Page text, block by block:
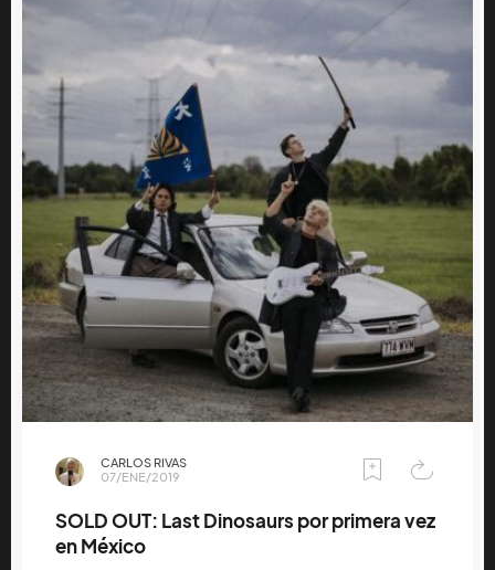
CARLOS RIVAS
07/ENE/2019
SOLD OUT: Last Dinosaurs por primera vez
en México